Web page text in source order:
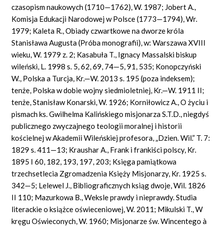
czasopism naukowych (1710—1762), W. 1987; Jobert A.,
Komisja Edukacji Narodowej w Polsce (1773—1794), Wr.
1979; Kaleta R., Obiady czwartkowe na dworze króla
Stanisława Augusta (Próba monografii), w: Warszawa XVIII
wieku, W. 1979 z. 2; Kasabuła T., Ignacy Massalski biskup
wileński, L. 1998 s. 5, 62, 69, 74—5, 91, 535; Konopczyński
W., Polska a Turcja, Kr.—W. 2013 s. 195 (poza indeksem);
tenże, Polska w dobie wojny siedmioletniej, Kr.—W. 1911 II;
tenże, Stanisław Konarski, W. 1926; Korniłowicz A., O życiu i
pismach ks. Gwilhelma Kalińskiego misjonarza S.T.D., niegdyś
publicznego zwyczajnego teologii moralnej i historii
kościelnej w Akademii Wileńskiej profesora, „Dzien. Wil.” T. 7:
1829 s. 411—13; Kraushar A., Frank i frankiści polscy, Kr.
1895 I 60, 182, 193, 197, 203; Księga pamiątkowa
trzechsetlecia Zgromadzenia Księży Misjonarzy, Kr. 1925 s.
342—5; Lelewel J., Bibliograficznych ksiąg dwoje, Wil. 1826
II 110; Mazurkowa B., Weksle prawdy i nieprawdy. Studia
literackie o książce oświeceniowej, W. 2011; Mikulski T., W
kręgu Oświeconych, W. 1960; Misjonarze św. Wincentego à